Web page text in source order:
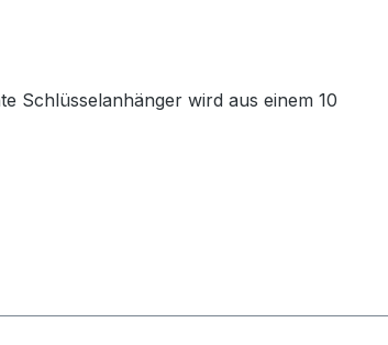
Schlüsselanhänger wird aus einem 10